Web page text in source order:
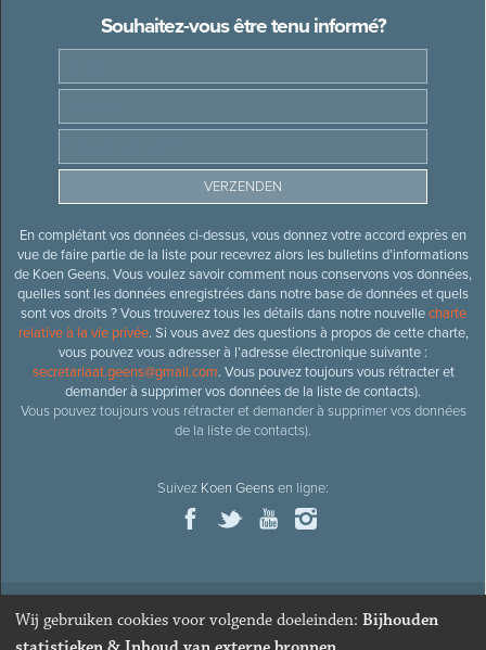
Souhaitez-vous être tenu informé?
En complétant vos données ci-dessus, vous donnez votre accord exprès en
vue de faire partie de la liste pour recevrez alors les bulletins d’informations
de Koen Geens. Vous voulez savoir comment nous conservons vos données,
quelles sont les données enregistrées dans notre base de données et quels
sont vos droits ? Vous trouverez tous les détails dans notre nouvellecharte
relative à la vie privée. Si vous avez des questions à propos de cette charte,
vous pouvez vous adresser à l’adresse électronique suivante :
secretariaat.geens@gmail.com. Vous pouvez toujours vous rétracter et
demander à supprimer vos données de la liste de contacts).
Vous pouvez toujours vous rétracter et demander à supprimer vos données
de la liste de contacts).
Suivez Koen Geensen ligne:
© 2026Ancien ministre et député honoraire
Wij gebruiken cookies voor volgende doeleinden: Bijhouden